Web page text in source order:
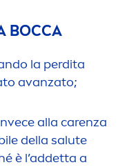
BOCCA
la perdita
avanzato;
alla carenza
della salute
è l’addetta a